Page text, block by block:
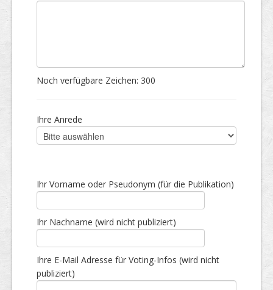
Noch verfügbare Zeichen: 300
Ihre Anrede
Ihr Vorname oder Pseudonym (für die Publikation)
Ihr Nachname (wird nicht publiziert)
Ihre E-Mail Adresse für Voting-Infos (wird nicht
publiziert)